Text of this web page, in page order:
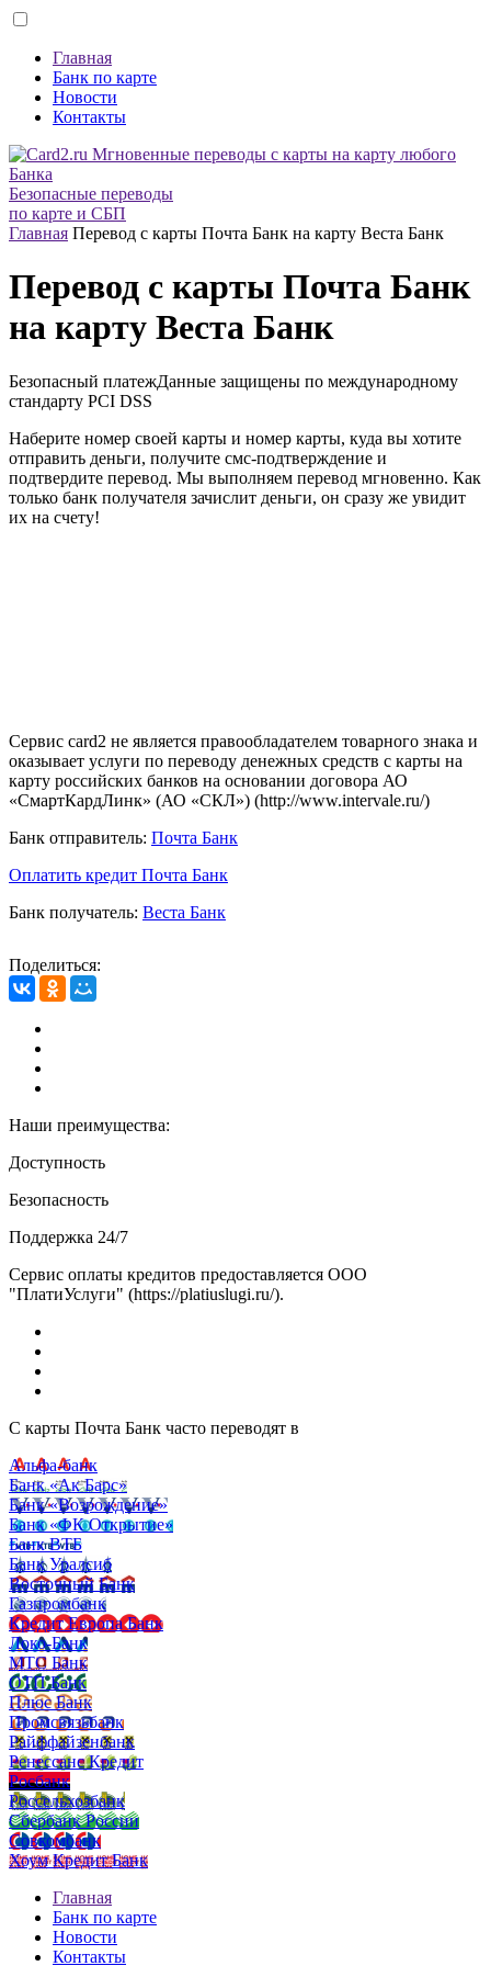
Главная
Банк по карте
Новости
Контакты
Безопасные переводы
по карте и СБП
Главная Перевод с карты Почта Банк на карту Веста Банк
Перевод с карты Почта Банк
на карту Веста Банк
Безопасный платежДанные защищены по международному
стандарту PCI DSS
Наберите номер своей карты и номер карты, куда вы хотите
отправить деньги, получите смс-подтверждение и
подтвердите перевод. Мы выполняем перевод мгновенно. Как
только банк получателя зачислит деньги, он сразу же увидит
их на счету!
Сервис card2 не является правообладателем товарного знака и
оказывает услуги по переводу денежных средств с карты на
карту российских банков на основании договора АО
«СмартКардЛинк» (АО «СКЛ») (http://www.intervale.ru/)
Банк отправитель: Почта Банк
Оплатить кредит Почта Банк
Банк получатель: Веста Банк
Поделиться:
Наши преимущества:
Доступность
Безопасность
Поддержка 24/7
Сервис оплаты кредитов предоставляется ООО
"ПлатиУслуги" (https://platiuslugi.ru/).
С карты Почта Банк часто переводят в
Альфа-банк
Банк «Ак Барс»
Банк «Возрождение»
Банк «ФК Открытие»
Банк ВТБ
Банк Уралсиб
Восточный Банк
Газпромбанк
Кредит Европа Банк
Локо-Банк
МТС Банк
ОТП Банк
Плюс Банк
Промсвязьбанк
Райффайзенбанк
Ренессанс Кредит
Росбанк
Россельхозбанк
Сбербанк России
Совкомбанк
Хоум Кредит Банк
Главная
Банк по карте
Новости
Контакты